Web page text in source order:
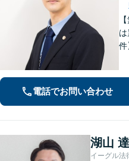
件
電話でお問い合わせ
湖山
イーグル法